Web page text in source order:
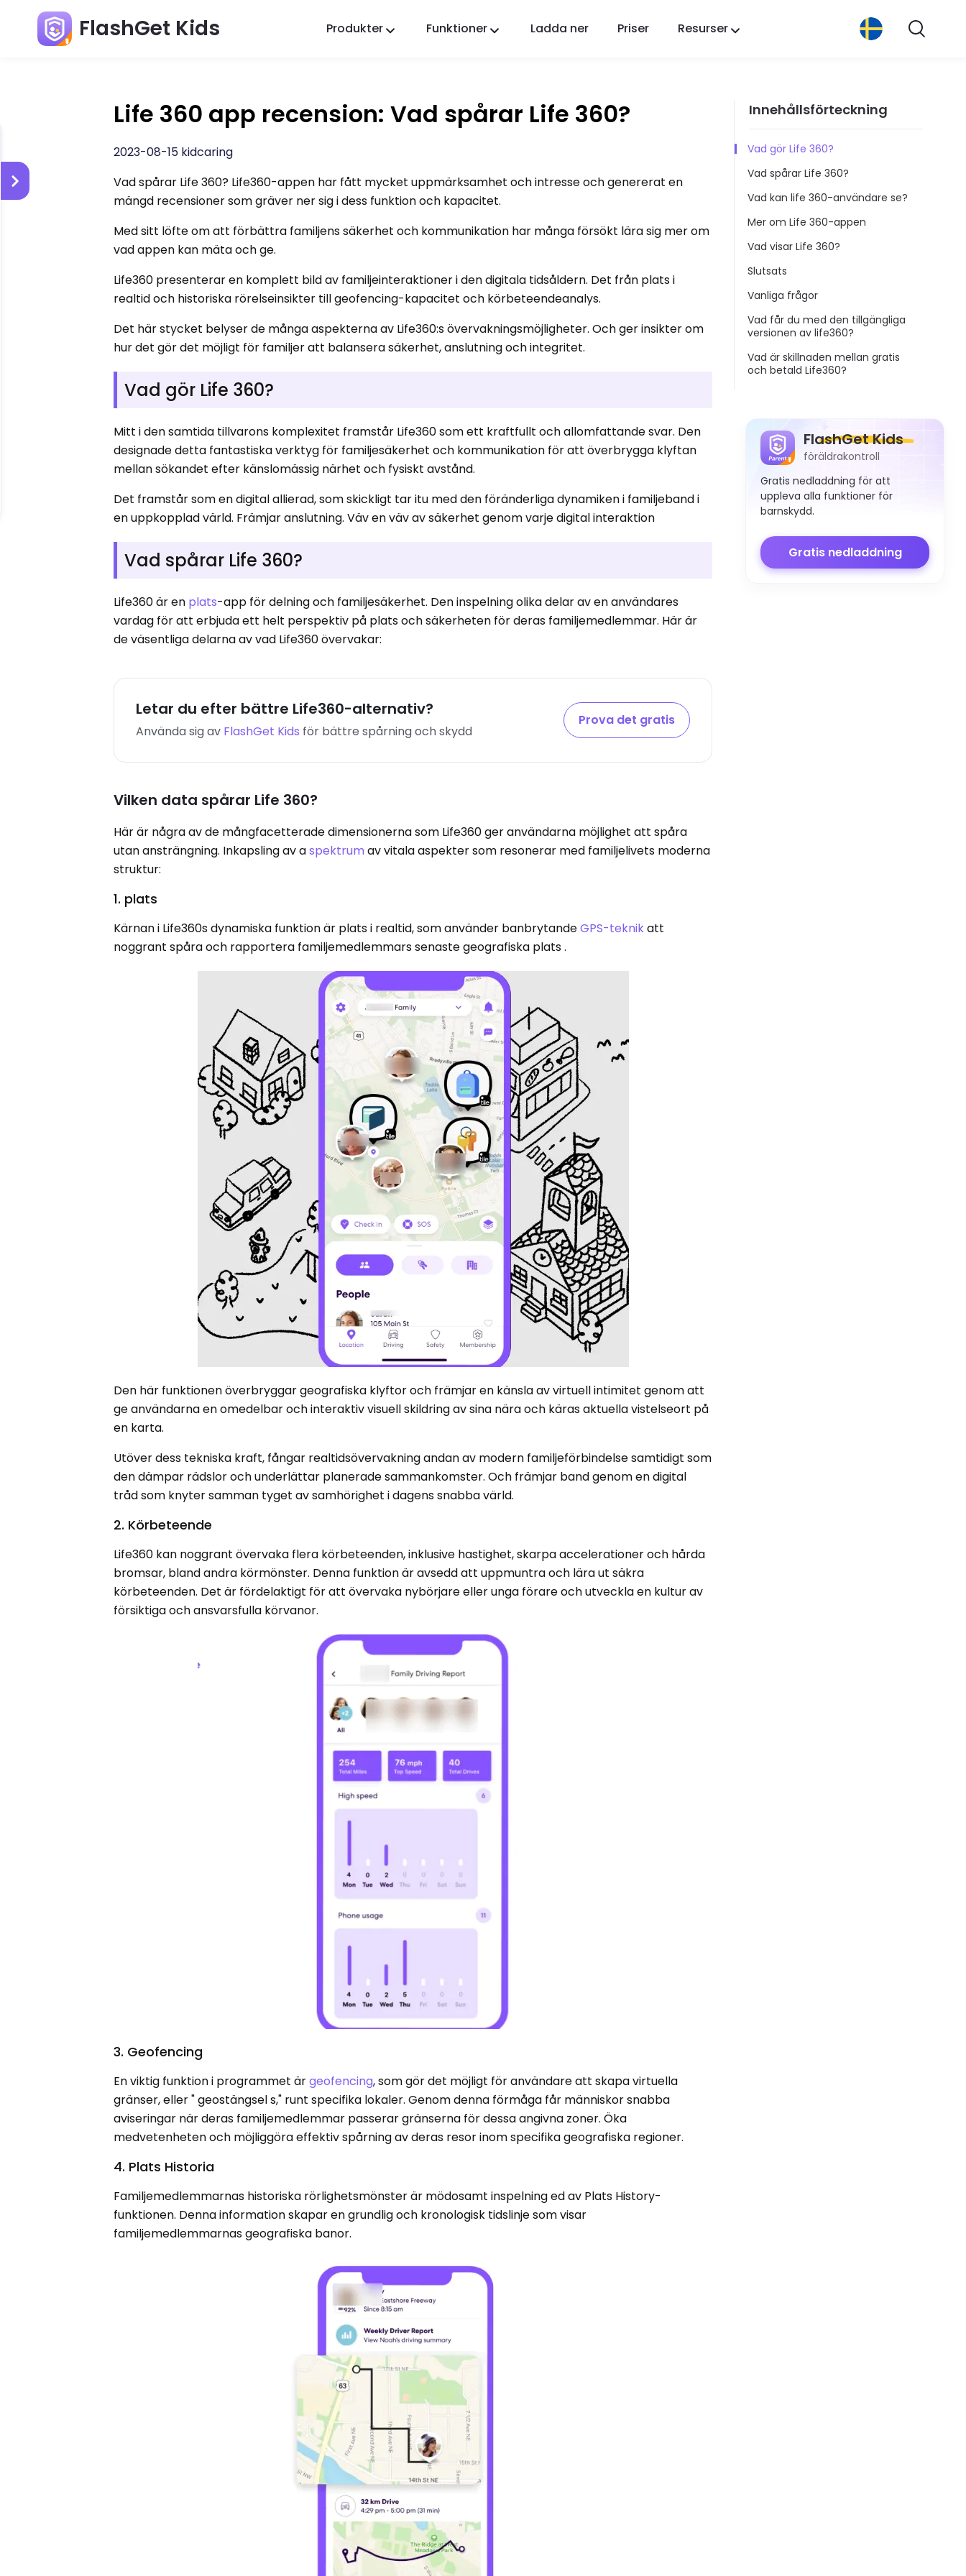
FlashGet Kids Produkter
FlashGet Finder
Funktioner Ladda ner Priser Resurser
Life 360 ​​app recension: Vad spårar Life 360?
2023-08-15 kidcaring
Vad spårar Life 360? Life360-appen har fått mycket uppmärksamhet och intresse och genererat en
mängd recensioner som gräver ner sig i dess funktion och kapacitet.
Med sitt löfte om att förbättra familjens säkerhet och kommunikation har många försökt lära sig mer om
vad appen kan mäta och ge.
Life360 presenterar en komplett bild av familjeinteraktioner i den digitala tidsåldern. Det från plats i
realtid och historiska rörelseinsikter till geofencing-kapacitet och körbeteendeanalys.
Det här stycket belyser de många aspekterna av Life360:s övervakningsmöjligheter. Och ger insikter om
hur det gör det möjligt för familjer att balansera säkerhet, anslutning och integritet.
Vad gör Life 360?
Mitt i den samtida tillvarons komplexitet framstår Life360 som ett kraftfullt och allomfattande svar. Den
designade detta fantastiska verktyg för familjesäkerhet och kommunikation för att överbrygga klyftan
mellan sökandet efter känslomässig närhet och fysiskt avstånd.
Det framstår som en digital allierad, som skickligt tar itu med den föränderliga dynamiken i familjeband i
en uppkopplad värld. Främjar anslutning. Väv en väv av säkerhet genom varje digital interaktion
Vad spårar Life 360?
Life360 är en plats-app för delning och familjesäkerhet. Den inspelning olika delar av en användares
vardag för att erbjuda ett helt perspektiv på plats och säkerheten för deras familjemedlemmar. Här är
de väsentliga delarna av vad Life360 övervakar:
Letar du efter bättre Life360-alternativ?
Använda sig av FlashGet Kids för bättre spårning och skydd
Prova det gratis
Vilken data spårar Life 360?
Här är några av de mångfacetterade dimensionerna som Life360 ger användarna möjlighet att spåra
utan ansträngning. Inkapsling av aspektrum av vitala aspekter som resonerar med familjelivets moderna
struktur:
1. plats
Kärnan i Life360s dynamiska funktion är plats i realtid, som använder banbrytandeGPS-teknikatt
noggrant spåra och rapportera familjemedlemmars senaste geografiska plats .
Den här funktionen överbryggar geografiska klyftor och främjar en känsla av virtuell intimitet genom att
ge användarna en omedelbar och interaktiv visuell skildring av sina nära och käras aktuella vistelseort på
en karta.
Utöver dess tekniska kraft, fångar realtidsövervakning andan av modern familjeförbindelse samtidigt som
den dämpar rädslor och underlättar planerade sammankomster. Och främjar band genom en digital
tråd som knyter samman tyget av samhörighet i dagens snabba värld.
2. Körbeteende
Life360 kan noggrant övervaka flera körbeteenden, inklusive hastighet, skarpa accelerationer och hårda
bromsar, bland andra körmönster. Denna funktion är avsedd att uppmuntra och lära ut säkra
körbeteenden. Det är fördelaktigt för att övervaka nybörjare eller unga förare och utveckla en kultur av
försiktiga och ansvarsfulla körvanor.
3. Geofencing
En viktig funktion i programmet ärgeofencing, som gör det möjligt för användare att skapa virtuella
gränser, eller " geostängsel s," runt specifika lokaler. Genom denna förmåga får människor snabba
aviseringar när deras familjemedlemmar passerar gränserna för dessa angivna zoner. Öka
medvetenheten och möjliggöra effektiv spårning av deras resor inom specifika geografiska regioner.
4. Plats Historia
Familjemedlemmarnas historiska rörlighetsmönster är mödosamt inspelning ed av Plats History-
funktionen. Denna information skapar en grundlig och kronologisk tidslinje som visar
familjemedlemmarnas geografiska banor.
Innehållsförteckning
Vad gör Life 360?
Vad spårar Life 360?
Vad kan life 360-användare se?
Mer om Life 360-appen
Vad visar Life 360?
Slutsats
Vanliga frågor
Vad får du med den tillgängliga
versionen av life360?
Vad är skillnaden mellan gratis
och betald Life360?
FlashGet Kids
föräldrakontroll
Gratis nedladdning för att
uppleva alla funktioner för
barnskydd.
Gratis nedladdning